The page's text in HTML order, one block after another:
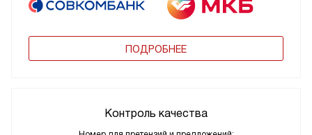
ПОДРОБНЕЕ
Контроль качества